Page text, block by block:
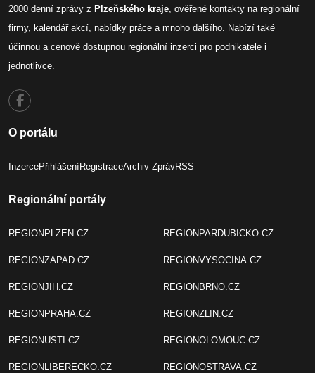
2000 denní zprávy z Plzeňského kraje, ověřené kontakty na regionální
firmy, kalendář akcí, nabídky práce a mnoho dalšího. Nabízí také
účinnou a cenově dostupnou regionální inzerci pro podnikatele i
jednotlivce.
O portálu
InzercePřihlášeníRegistraceArchiv ZprávRSS
Regionální portály
REGIONPLZEN.CZ
REGIONZAPAD.CZ
REGIONJIH.CZ
REGIONPRAHA.CZ
REGIONUSTI.CZ
REGIONLIBERECKO.CZ
REGIONPARDUBICKO.CZ
REGIONVYSOCINA.CZ
REGIONBRNO.CZ
REGIONZLIN.CZ
REGIONOLOMOUC.CZ
REGIONOSTRAVA.CZ